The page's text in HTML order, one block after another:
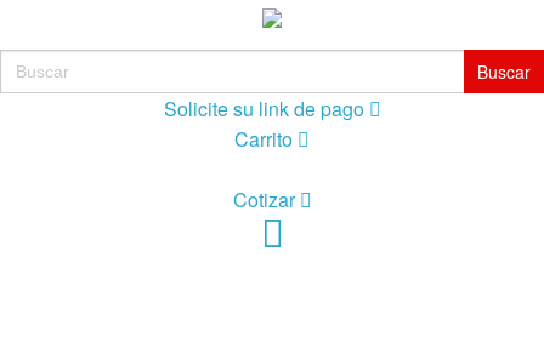
Buscar:
Solicite su link de pago
Carrito
Cotizar